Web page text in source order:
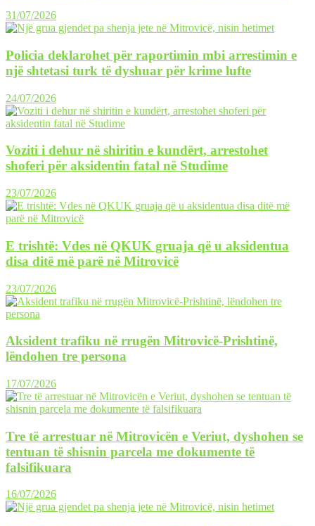
31/07/2026
Policia deklarohet për raportimin mbi arrestimin e
një shtetasi turk të dyshuar për krime lufte
24/07/2026
Voziti i dehur në shiritin e kundërt, arrestohet
shoferi për aksidentin fatal në Studime
23/07/2026
E trishtë: Vdes në QKUK gruaja që u aksidentua
disa ditë më parë në Mitrovicë
23/07/2026
Aksident trafiku në rrugën Mitrovicë-Prishtinë,
lëndohen tre persona
17/07/2026
Tre të arrestuar në Mitrovicën e Veriut, dyshohen se
tentuan të shisnin parcela me dokumente të
falsifikuara
16/07/2026